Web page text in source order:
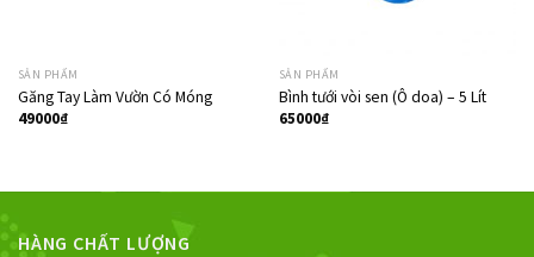
SẢN PHẨM
Găng Tay Làm Vườn Có Móng
49000₫
SẢN PHẨM
Bình tưới vòi sen (Ô doa) – 5 Lít
65000₫
HÀNG CHẤT LƯỢNG